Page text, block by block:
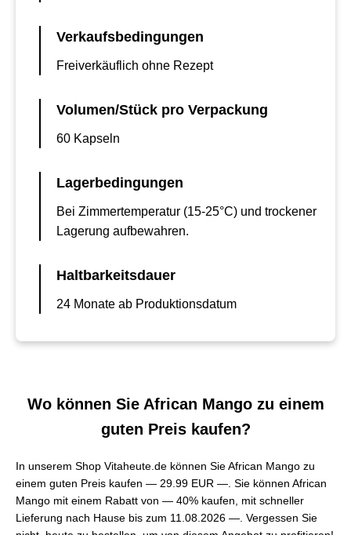
Verkaufsbedingungen
Freiverkäuflich ohne Rezept
Volumen/Stück pro Verpackung
60 Kapseln
Lagerbedingungen
Bei Zimmertemperatur (15-25°C) und trockener
Lagerung aufbewahren.
Haltbarkeitsdauer
24 Monate ab Produktionsdatum
Wo können Sie African Mango zu einem
guten Preis kaufen?
In unserem Shop Vitaheute.de können Sie African Mango zu
einem guten Preis kaufen — 29.99 EUR — . Sie können African
Mango mit einem Rabatt von — 40% kaufen, mit schneller
Lieferung nach Hause bis zum 11.08.2026 —. Vergessen Sie